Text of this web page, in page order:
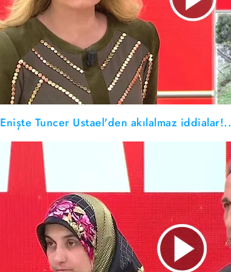
Enişte Tuncer Ustael'den akılalmaz iddialar!..